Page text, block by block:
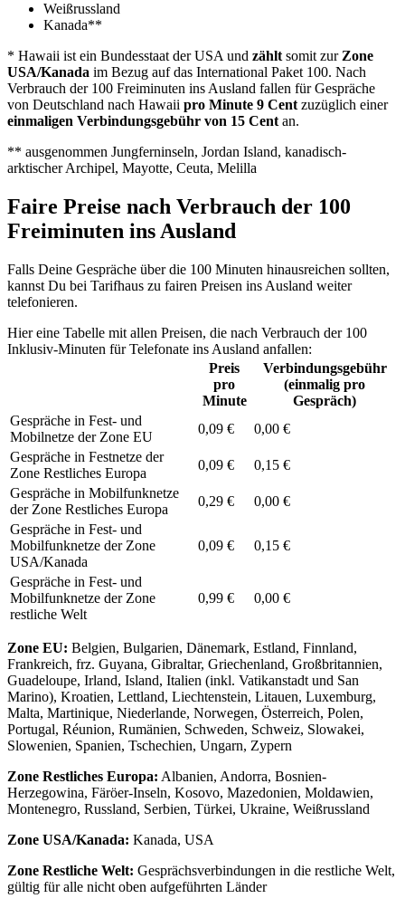
Weißrussland
Kanada**
* Hawaii ist ein Bundesstaat der USA und zählt somit zur Zone
USA/Kanada im Bezug auf das International Paket 100. Nach
Verbrauch der 100 Freiminuten ins Ausland fallen für Gespräche
von Deutschland nach Hawaii pro Minute 9 Cent zuzüglich einer
einmaligen Verbindungsgebühr von 15 Cent an.
** ausgenommen Jungferninseln, Jordan Island, kanadisch-
arktischer Archipel, Mayotte, Ceuta, Melilla
Faire Preise nach Verbrauch der 100
Freiminuten ins Ausland
Falls Deine Gespräche über die 100 Minuten hinausreichen sollten,
kannst Du bei Tarifhaus zu fairen Preisen ins Ausland weiter
telefonieren.
Hier eine Tabelle mit allen Preisen, die nach Verbrauch der 100
Inklusiv-Minuten für Telefonate ins Ausland anfallen:
Preis
pro
Minute
Verbindungsgebühr
(einmalig pro
Gespräch)
Gespräche in Fest- und
Mobilnetze der Zone EU
0,09 €
0,00 €
Gespräche in Festnetze der
Zone Restliches Europa
0,09 €
0,15 €
Gespräche in Mobilfunknetze
der Zone Restliches Europa
0,29 €
0,00 €
Gespräche in Fest- und
Mobilfunknetze der Zone
USA/Kanada
0,09 € 0,15 €
Gespräche in Fest- und
Mobilfunknetze der Zone
restliche Welt
0,99 € 0,00 €
Zone EU: Belgien, Bulgarien, Dänemark, Estland, Finnland,
Frankreich, frz. Guyana, Gibraltar, Griechenland, Großbritannien,
Guadeloupe, Irland, Island, Italien (inkl. Vatikanstadt und San
Marino), Kroatien, Lettland, Liechtenstein, Litauen, Luxemburg,
Malta, Martinique, Niederlande, Norwegen, Österreich, Polen,
Portugal, Réunion, Rumänien, Schweden, Schweiz, Slowakei,
Slowenien, Spanien, Tschechien, Ungarn, Zypern
Zone Restliches Europa: Albanien, Andorra, Bosnien-
Herzegowina, Färöer-Inseln, Kosovo, Mazedonien, Moldawien,
Montenegro, Russland, Serbien, Türkei, Ukraine, Weißrussland
Zone USA/Kanada: Kanada, USA
Zone Restliche Welt: Gesprächsverbindungen in die restliche Welt,
gültig für alle nicht oben aufgeführten Länder